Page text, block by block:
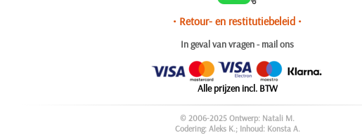
• Retour- en restitutiebeleid •
In geval van vragen - mail ons
Alle prijzen incl. BTW
© 2006-2025 Ontwerp: Natali M.
Codering: Aleks K.; Inhoud: Konsta A.